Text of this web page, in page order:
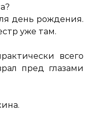
день рождения.
уже там.
всего
пред глазами